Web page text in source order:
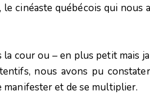
le cinéaste québécois qui
cour ou – en plus petit mais
nous avons pu
manifester et de se multiplier.